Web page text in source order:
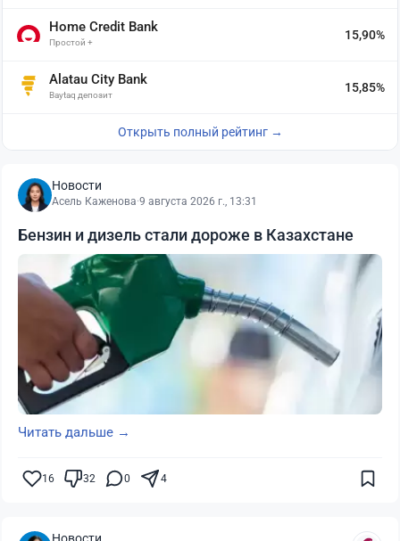
Home Credit Bank
Простой +
15,90%
Alatau City Bank
Baytaq депозит
15,85%
Открыть полный рейтинг →
Новости
Асель Каженова·9 августа 2026 г., 13:31
Бензин и дизель стали дороже в Казахстане
Читать дальше →
16 32 0 4